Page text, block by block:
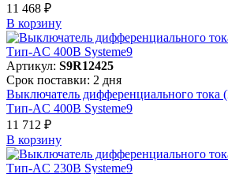
11 468 ₽
В корзинy
Артикул: S9R12425
Срок поставки: 2 дня
Выключатель дифференциального
Тип-AC 400В Systeme9
11 712 ₽
В корзинy